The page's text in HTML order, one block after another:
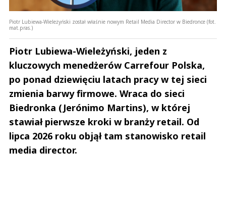
Piotr Lubiewa-Wieleżyński został właśnie nowym Retail Media Director w Biedronce (fot.
mat.pras.)
Piotr Lubiewa-Wieleżyński, jeden z
kluczowych menedżerów Carrefour Polska,
po ponad dziewięciu latach pracy w tej sieci
zmienia barwy firmowe. Wraca do sieci
Biedronka (Jerónimo Martins), w której
stawiał pierwsze kroki w branży retail. Od
lipca 2026 roku objął tam stanowisko retail
media director.